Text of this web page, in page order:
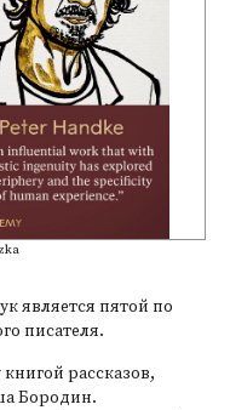
является пятой по
писателя.
рассказов,
Бородин.